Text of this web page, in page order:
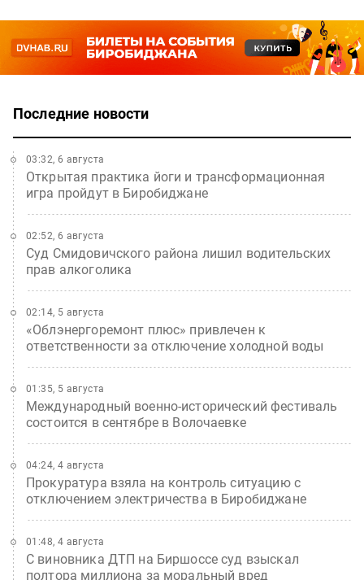
Последние новости
Открытая практика йоги и трансформационная
игра пройдут в Биробиджане
03:32, 6 августа
Суд Смидовичского района лишил водительских
прав алкоголика
02:52, 6 августа
«Облэнергоремонт плюс» привлечен к
ответственности за отключение холодной воды
02:14, 5 августа
Международный военно-исторический фестиваль
состоится в сентябре в Волочаевке
01:35, 5 августа
Прокуратура взяла на контроль ситуацию с
отключением электричества в Биробиджане
04:24, 4 августа
С виновника ДТП на Биршоссе суд взыскал
полтора миллиона за моральный вред
01:48, 4 августа